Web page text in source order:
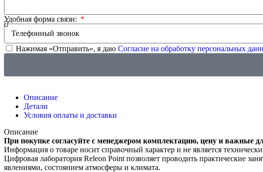
Удобная форма связи:
Нажимая «Отправить», я даю Согласие на обработку персональных
Описание
Детали
Условия оплаты и доставки
Описание
При покупке согласуйте с менеджером комплектацию, цену и важные
Информация о товаре носит справочный характер и не является
Цифровая лаборатория Releon Point позволяет проводить практические
явлениями, состоянием атмосферы и климата.